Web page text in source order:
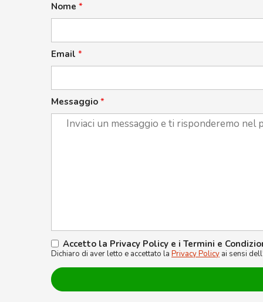
Nome *
Email *
Messaggio *
Accetto la Privacy Policy e i Termini e
Dichiaro di aver letto e accettato la Privacy Policy ai sensi